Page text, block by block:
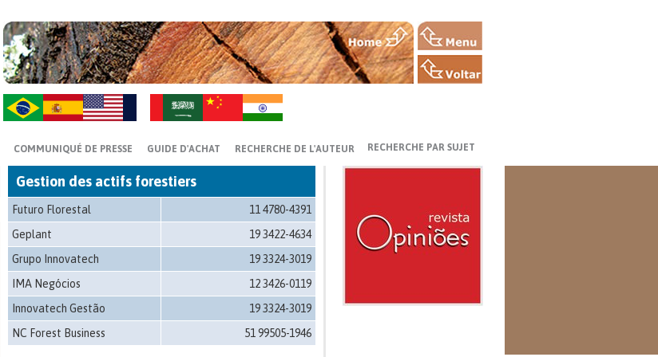
COMMUNIQUÉ DE PRESSE GUIDE D'ACHAT RECHERCHE DE L'AUTEUR RECHERCHE PAR SUJET
Gestion des actifs forestiers
Futuro Florestal
11 4780-4391
Geplant
19 3422-4634
Grupo Innovatech
19 3324-3019
IMA Negócios
12 3426-0119
Innovatech Gestão
19 3324-3019
NC Forest Business
51 99505-1946